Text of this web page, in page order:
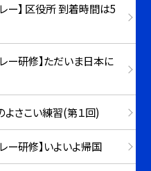
ー】 区役所 到着時間は5
ー研修】ただいま日本に
さこい練習(第１回)
ー研修】いよいよ帰国